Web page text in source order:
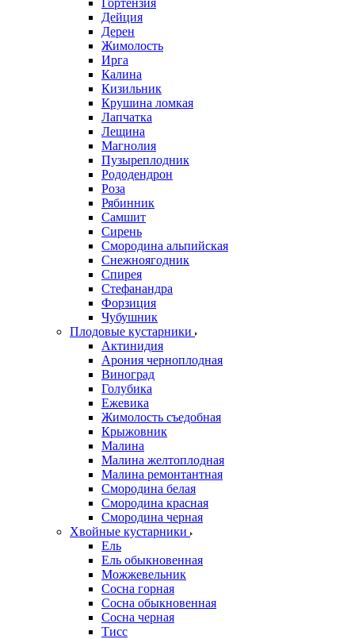
Гортензия
Дейция
Дерен
Жимолость
Ирга
Калина
Кизильник
Крушина ломкая
Лапчатка
Лещина
Магнолия
Пузыреплодник
Рододендрон
Роза
Рябинник
Самшит
Сирень
Смородина альпийская
Снежноягодник
Спирея
Стефанандра
Форзиция
Чубушник
Плодовые кустарники
Актинидия
Арония черноплодная
Виноград
Голубика
Ежевика
Жимолость съедобная
Крыжовник
Малина
Малина желтоплодная
Малина ремонтантная
Смородина белая
Смородина красная
Смородина черная
Хвойные кустарники
Ель
Ель обыкновенная
Можжевельник
Сосна горная
Сосна обыкновенная
Сосна черная
Тисс